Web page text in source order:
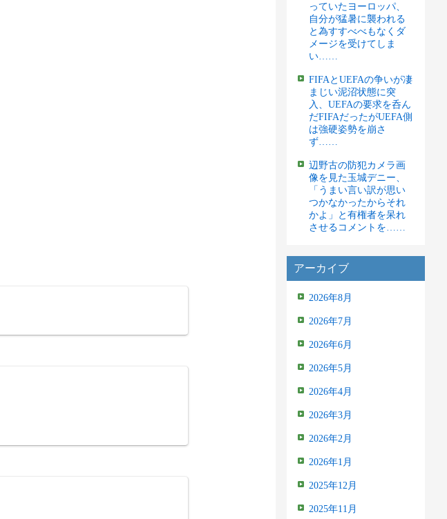
っていたヨーロッパ、
自分が猛暑に襲われる
と為すすべべもなくダ
メージを受けてしま
い……
FIFAとUEFAの争いが凄
まじい泥沼状態に突
入、UEFAの要求を呑ん
だFIFAだったがUEFA側
は強硬姿勢を崩さ
ず……
辺野古の防犯カメラ画
像を見た玉城デニー、
「うまい言い訳が思い
つかなかったからそれ
かよ」と有権者を呆れ
させるコメントを……
アーカイブ
2026年8月
2026年7月
2026年6月
2026年5月
2026年4月
2026年3月
2026年2月
2026年1月
2025年12月
2025年11月